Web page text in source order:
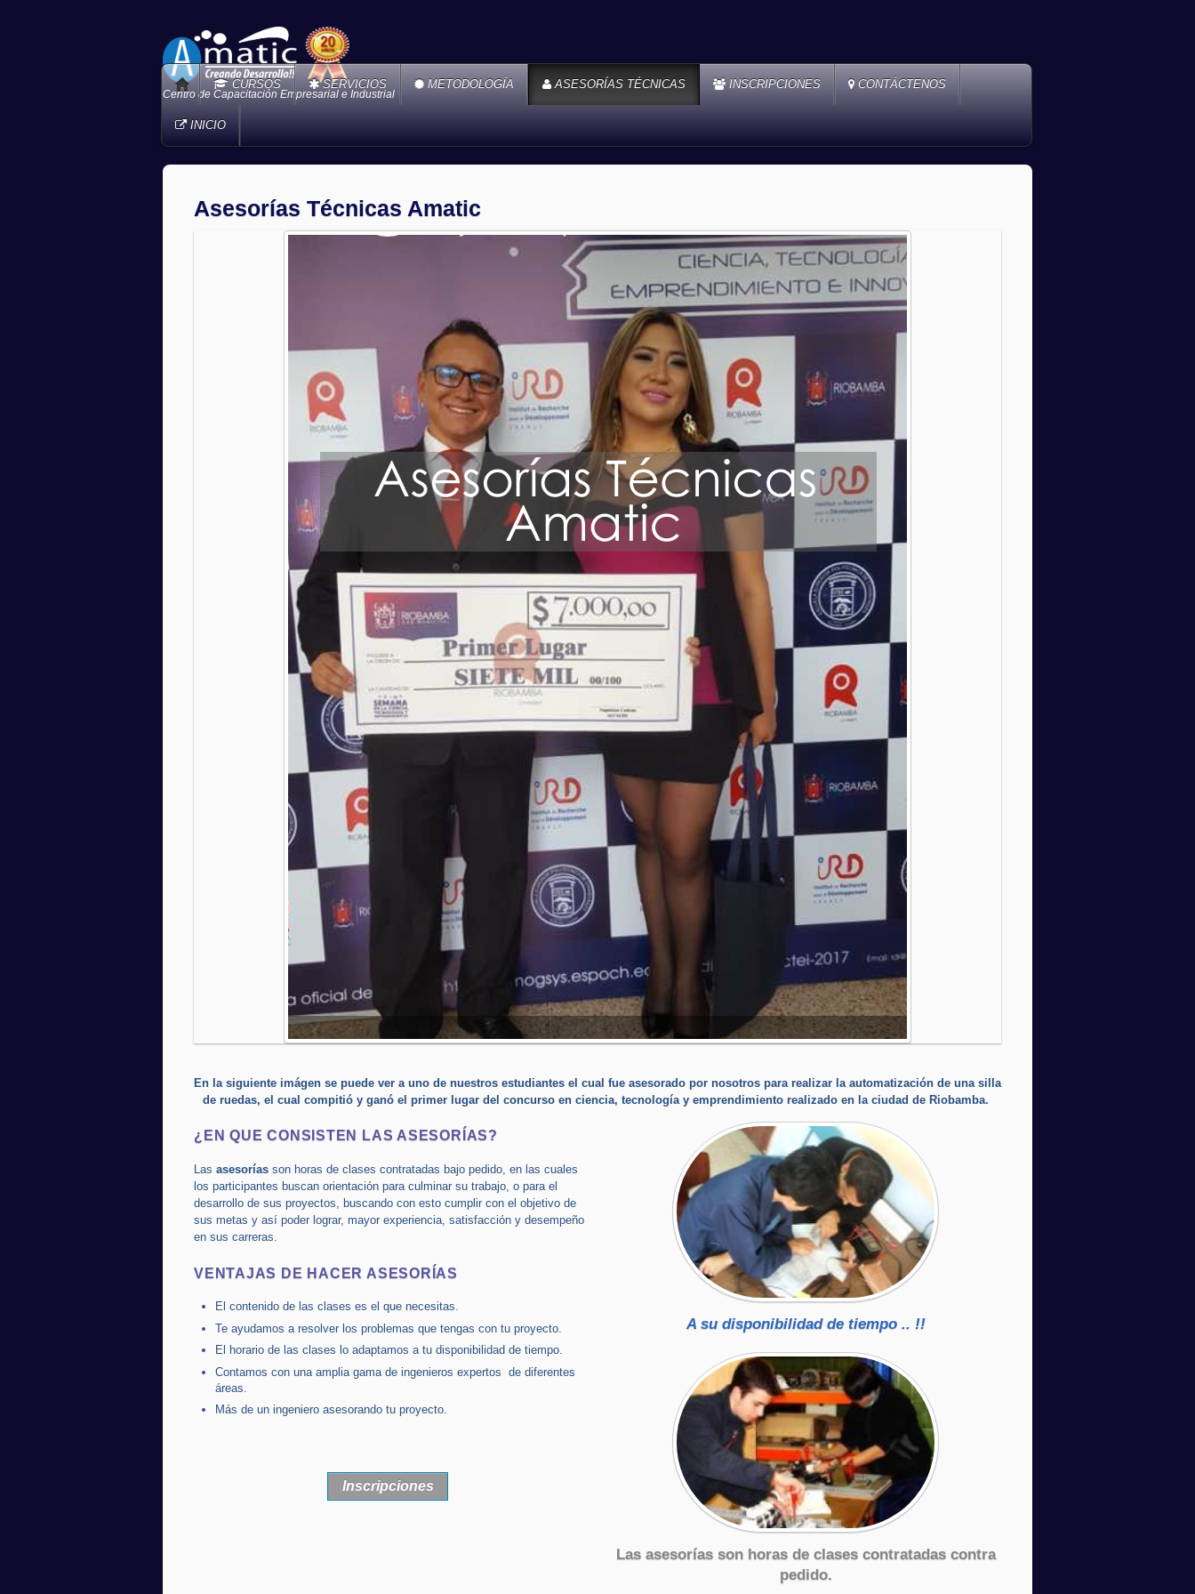
Centro de Capacitación Empresarial e Industrial
CURSOS SERVICIOS METODOLOGÍA ASESORÍAS TÉCNICAS INSCRIPCIONES CONTÁCTENOS
INICIO
Asesorías Técnicas Amatic
En la siguiente imágen se puede ver a uno de nuestros estudiantes el cual fue asesorado por nosotros para realizar la automatización de una silla
de ruedas, el cual compitió y ganó el primer lugar del concurso en ciencia, tecnología y emprendimiento realizado en la ciudad de Riobamba.
¿EN QUE CONSISTEN LAS ASESORÍAS?
Las asesorías son horas de clases contratadas bajo pedido, en las cuales
los participantes buscan orientación para culminar su trabajo, o para el
desarrollo de sus proyectos, buscando con esto cumplir con el objetivo de
sus metas y así poder lograr, mayor experiencia, satisfacción y desempeño
en sus carreras.
VENTAJAS DE HACER ASESORÍAS
El contenido de las clases es el que necesitas.
Te ayudamos a resolver los problemas que tengas con tu proyecto.
El horario de las clases lo adaptamos a tu disponibilidad de tiempo.
Contamos con una amplia gama de ingenieros expertos de diferentes
áreas.
Más de un ingeniero asesorando tu proyecto.
Inscripciones
A su disponibilidad de tiempo .. !!
Las asesorías son horas de clases contratadas contra
pedido.